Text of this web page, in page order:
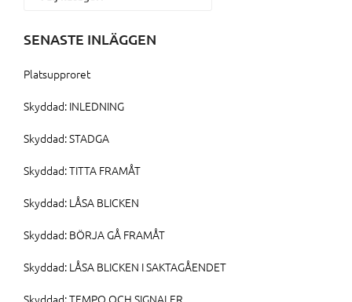
SENASTE INLÄGGEN
Platsupproret
Skyddad: INLEDNING
Skyddad: STADGA
Skyddad: TITTA FRAMÅT
Skyddad: LÅSA BLICKEN
Skyddad: BÖRJA GÅ FRAMÅT
Skyddad: LÅSA BLICKEN I SAKTAGÅENDET